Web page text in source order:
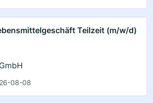
Teilzeit (m/w/d)
08-08